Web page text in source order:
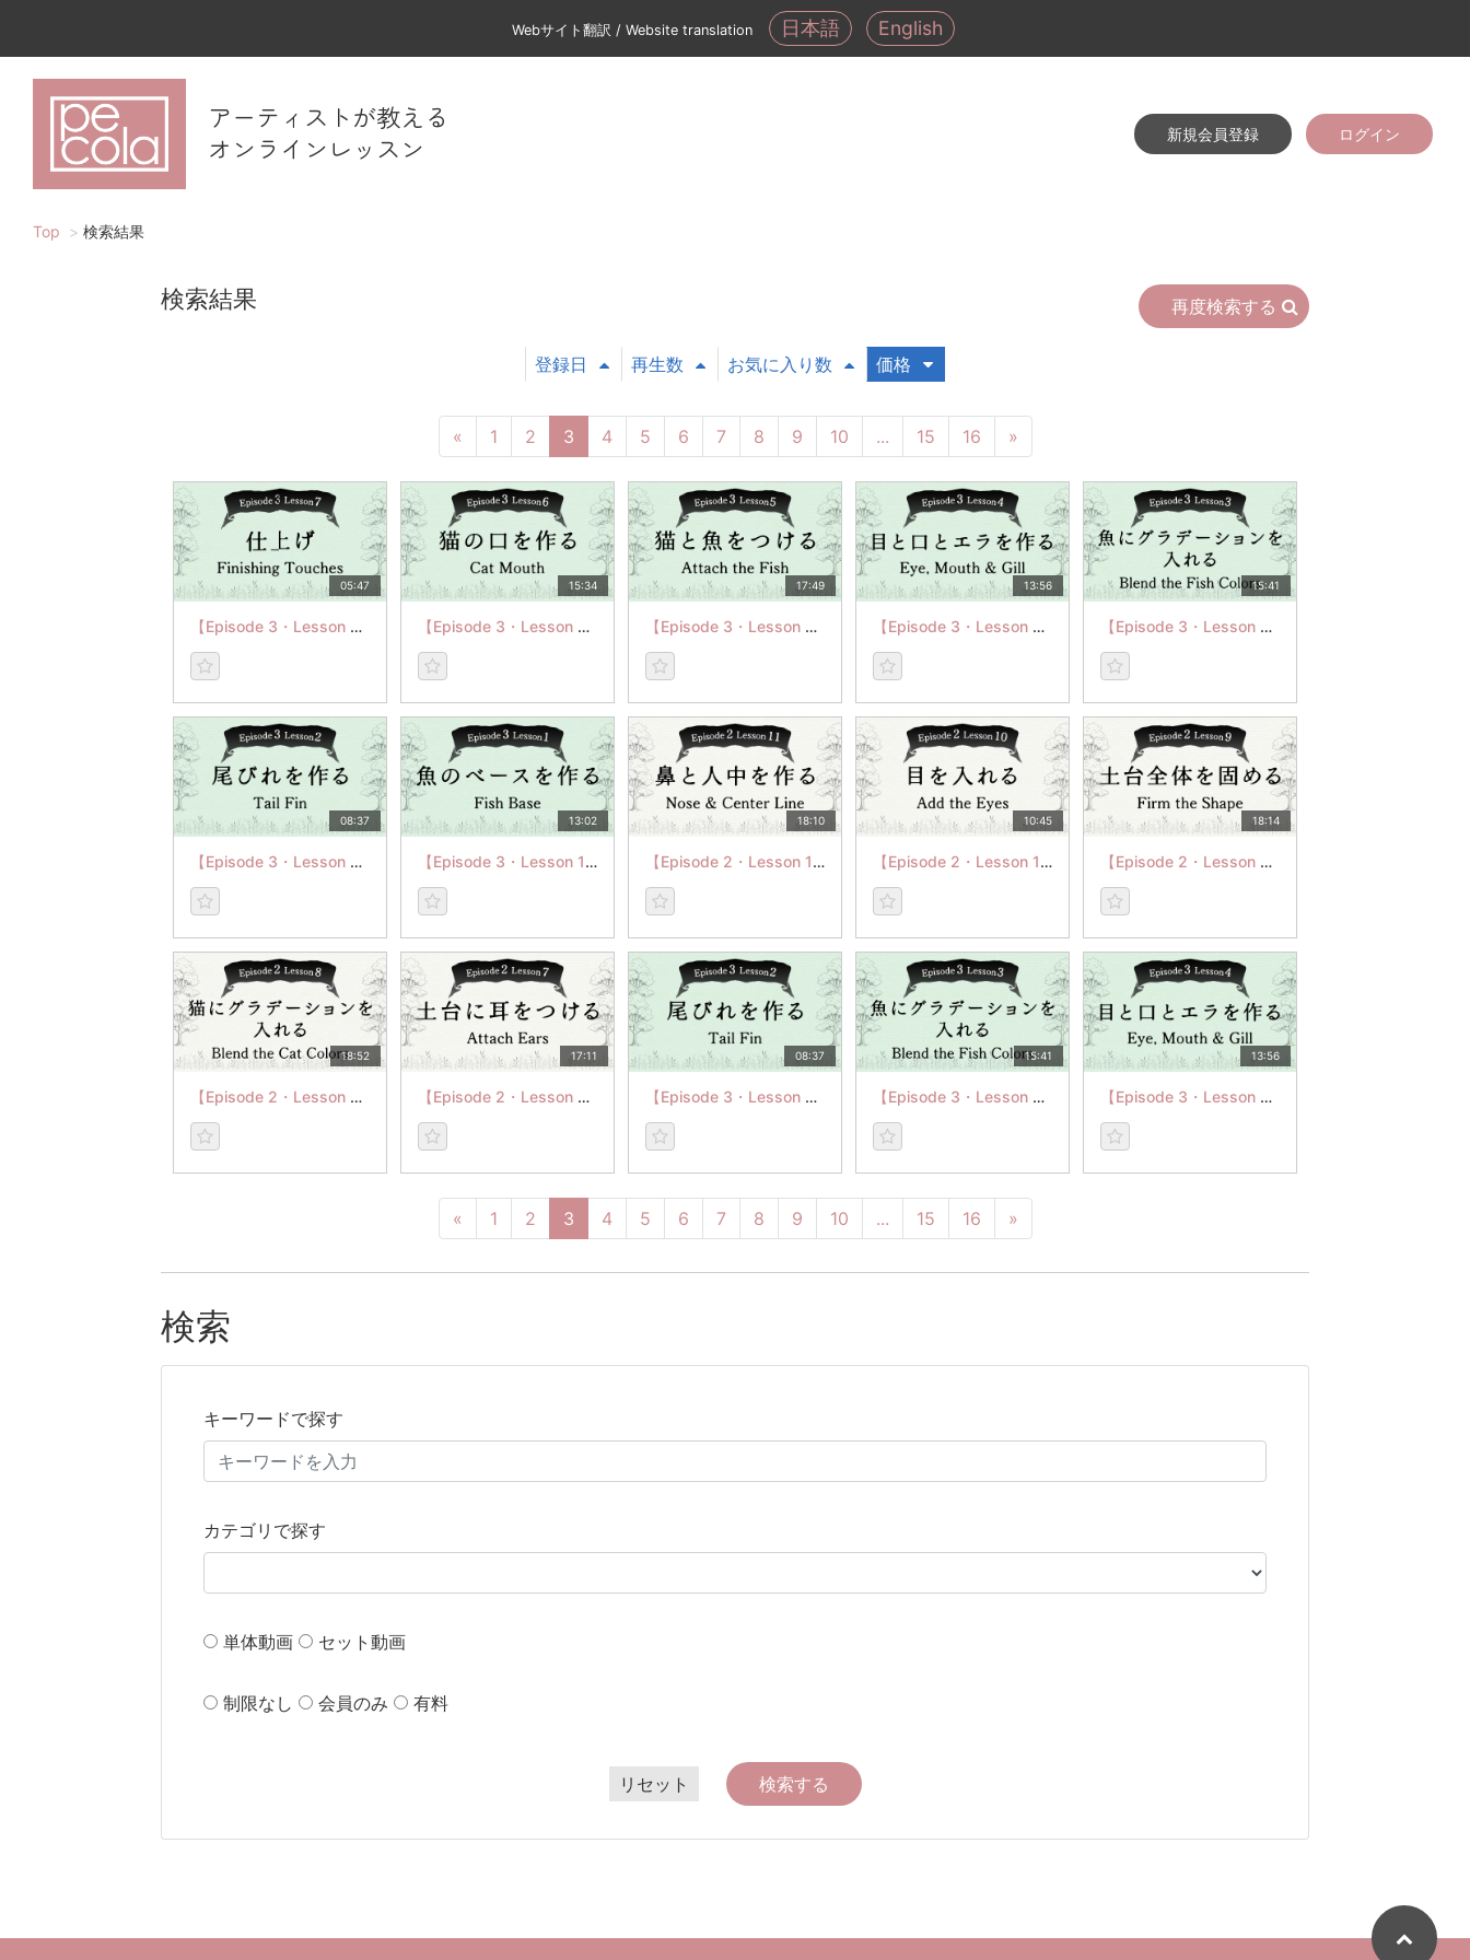
Webサイト翻訳 / Website translation 日本語 English
アーティストが教える
オンラインレッスン
新規会員登録 ログイン
Top 検索結果
検索結果 再度検索する
登録日 再生数 お気に入り数 価格
« 1 2 3 4 5 6 7 8 9 10 ... 15 16 »
05:47
【Episode 3・Lesson 7】Finishing Touches
15:34
【Episode 3・Lesson 6】Cat Mouth
17:49
【Episode 3・Lesson 5】Attach the Fish
13:56
【Episode 3・Lesson 4】Eye, Mouth & Gill
15:41
【Episode 3・Lesson 3】Blend the Fish Colors
08:37
【Episode 3・Lesson 2】Tail Fin
13:02
【Episode 3・Lesson 1】Fish Base
18:10
【Episode 2・Lesson 11】Nose & Center Line
10:45
【Episode 2・Lesson 10】Add the Eyes
18:14
【Episode 2・Lesson 9】Firm the Shape
18:52
【Episode 2・Lesson 8】Blend the Cat Colors
17:11
【Episode 2・Lesson 7】Attach Ears
08:37
【Episode 3・Lesson 2】尾びれを作る
15:41
【Episode 3・Lesson 3】魚にグラデーションを 入れる
13:56
【Episode 3・Lesson 4】目と口とエラを作る
« 1 2 3 4 5 6 7 8 9 10 ... 15 16 »
検索
キーワードで探す
カテゴリで探す
単体動画 セット動画
制限なし 会員のみ 有料
リセット 検索する